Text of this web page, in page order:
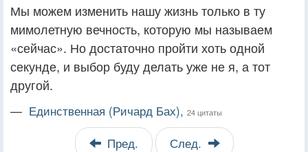
Мы можем изменить нашу жизнь только в ту
мимолетную вечность, которую мы называем
«сейчас». Но достаточно пройти хоть одной
секунде, и выбор буду делать уже не я, а тот
другой.
— Единственная (Ричард Бах), 24 цитаты
Пред. След.